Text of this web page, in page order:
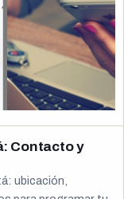
Contacto y
ubicación,